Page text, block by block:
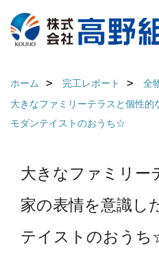
ホーム 完工レポート 全
大きなファミリーテラスと個性
モダンテイストのおうち☆
大きなファミリー
家の表情を意識し
テイストのおう